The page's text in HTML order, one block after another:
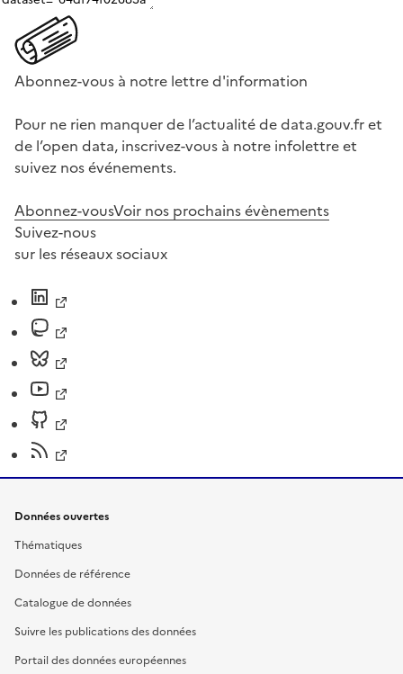
Abonnez-vous à notre lettre d'information
Pour ne rien manquer de l’actualité de data.gouv.fr et
de l’open data, inscrivez-vous à notre infolettre et
suivez nos événements.
Abonnez-vousVoir nos prochains évènements
Suivez-nous
sur les réseaux sociaux
Données ouvertes
Thématiques
Données de référence
Catalogue de données
Suivre les publications des données
Portail des données européennes